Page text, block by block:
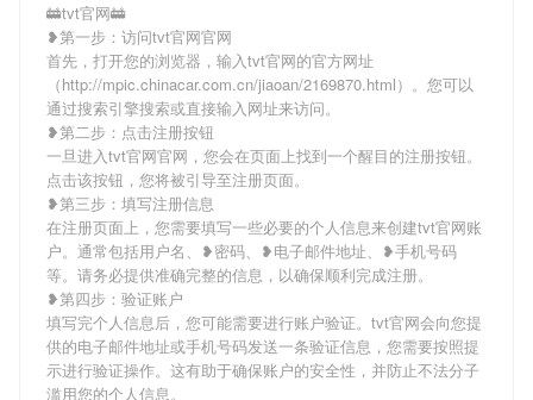
🚋tvt官网🚋
❥第一步：访问tvt官网官网
首先，打开您的浏览器，输入tvt官网的官方网址
（http://mpic.chinacar.com.cn/jiaoan/2169870.html）。您可以
通过搜索引擎搜索或直接输入网址来访问。
❥第二步：点击注册按钮
一旦进入tvt官网官网，您会在页面上找到一个醒目的注册按钮。
点击该按钮，您将被引导至注册页面。
❥第三步：填写注册信息
在注册页面上，您需要填写一些必要的个人信息来创建tvt官网账
户。通常包括用户名、❥密码、❥电子邮件地址、❥手机号码
等。请务必提供准确完整的信息，以确保顺利完成注册。
❥第四步：验证账户
填写完个人信息后，您可能需要进行账户验证。tvt官网会向您提
供的电子邮件地址或手机号码发送一条验证信息，您需要按照提
示进行验证操作。这有助于确保账户的安全性，并防止不法分子
滥用您的个人信息。